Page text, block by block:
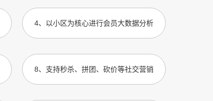
4、 以小区为核心进行会员大数据分析
8、 支持秒杀、拼团、砍价等社交营销